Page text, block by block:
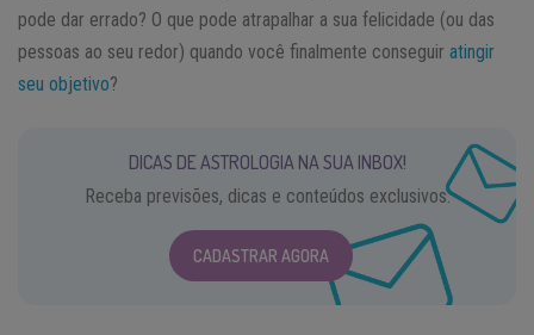
pode dar errado? O que pode atrapalhar a sua felicidade (ou das
pessoas ao seu redor) quando você finalmente conseguir atingir
seu objetivo?
DICAS DE ASTROLOGIA NA SUA INBOX!
Receba previsões, dicas e conteúdos exclusivos.
CADASTRAR AGORA